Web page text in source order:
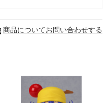
商品についてお問い合わせする